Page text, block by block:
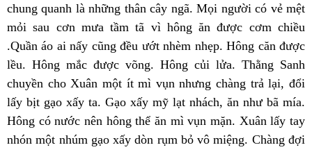
chung quanh là những thân cây ngã. Mọi người có vẻ mệt
mỏi sau cơn mưa tầm tã vì hông ăn được cơm chiều
.Quần áo ai nấy cũng đều ướt nhèm nhẹp. Hông căn được
lều. Hông mắc được võng. Hông củi lửa. Thằng Sanh
chuyền cho Xuân một ít mì vụn nhưng chàng trả lại, đổi
lấy bịt gạo xấy ta. Gạo xấy mỹ lạt nhách, ăn như bã mía.
Hông có nước nên hông thể ăn mì vụn mặn. Xuân lấy tay
nhón một nhúm gạo xấy dòn rụm bỏ vô miệng. Chàng đợi